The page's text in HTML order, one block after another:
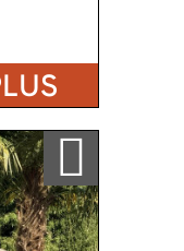
Ajouter a ma sélection